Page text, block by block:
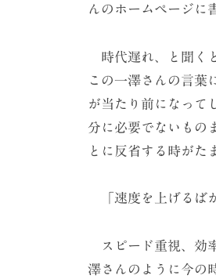
んのホームページに
時代遅れ、と聞く
この一澤さんの言葉
が当たり前になって
分に必要でないもの
とに反省する時がた
「速度を上げるば
スピード重視、効
澤さんのように今の